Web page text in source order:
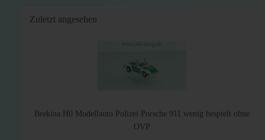
Zuletzt angesehen
Brekina H0 Modellauto Polizei Porsche 911 wenig bespielt ohne
OVP